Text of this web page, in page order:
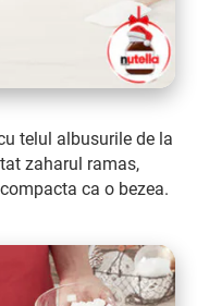
telul albusurile de la
zaharul ramas,
ca o bezea.